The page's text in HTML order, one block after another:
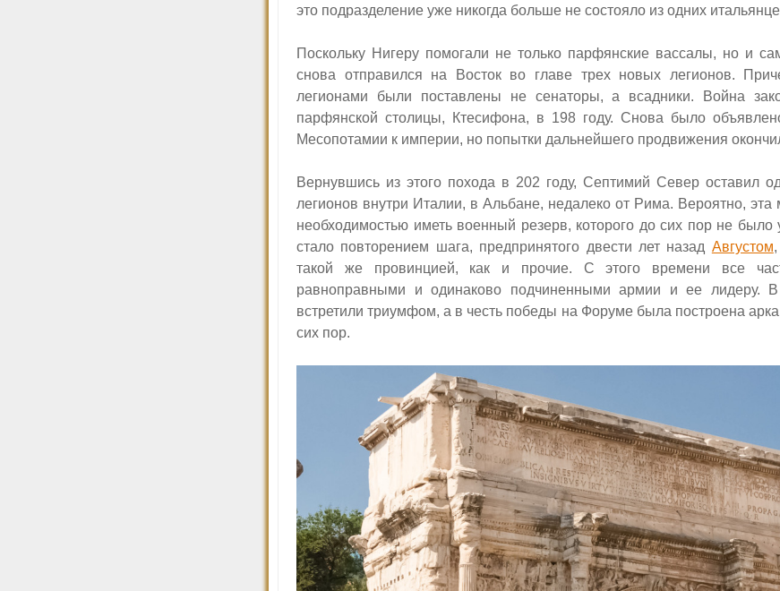
это подразделение уже никогда больше не состояло из одних
Поскольку Нигеру помогали не только парфянские вассалы, но и
снова отправился на Восток во главе трех новых легионов.
легионами были поставлены не сенаторы, а всадники. Война
парфянской столицы, Ктесифона, в 198 году. Снова было
Месопотамии к империи, но попытки дальнейшего продвижения
Вернувшись из этого похода в 202 году, Септимий Север оставил
легионов внутри Италии, в Альбане, недалеко от Рима. Вероятно,
необходимостью иметь военный резерв, которого до сих пор не было
стало повторением шага, предпринятого двести лет назад Августом
такой же провинцией, как и прочие. С этого времени все
равноправными и одинаково подчиненными армии и ее лидеру.
встретили триумфом, а в честь победы на Форуме была построена
сих пор.